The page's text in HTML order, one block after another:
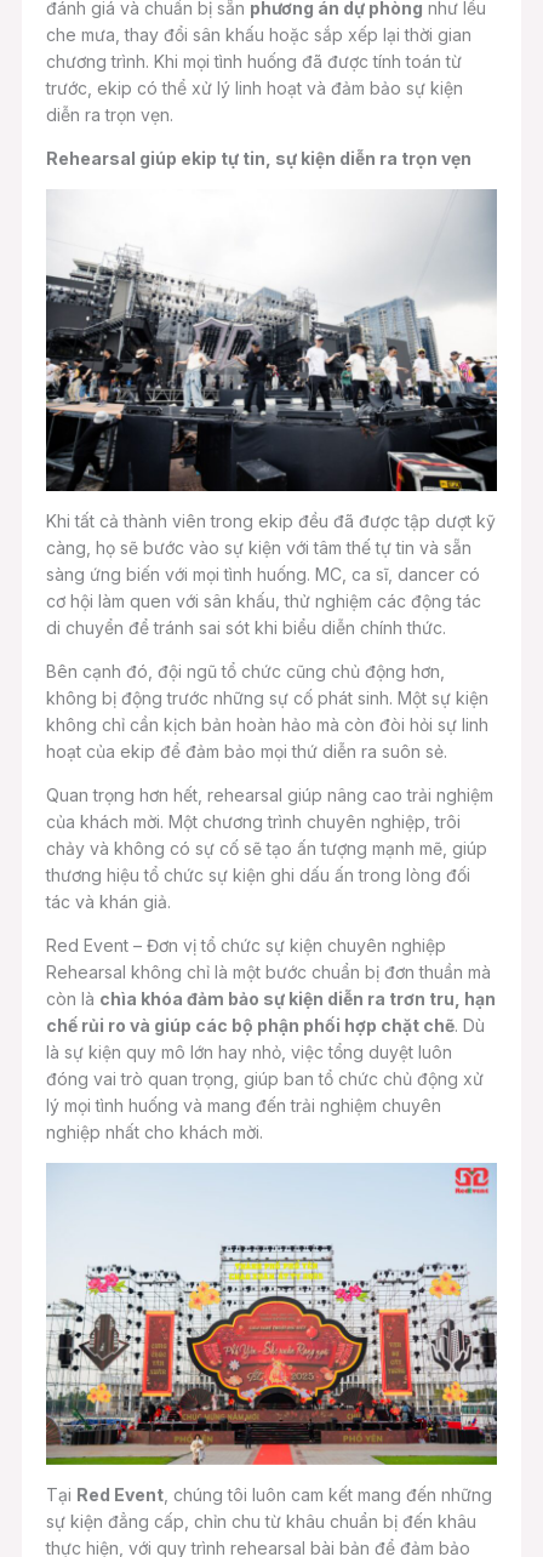
đánh giá và chuẩn bị sẵn phương án dự phòng như lều
che mưa, thay đổi sân khấu hoặc sắp xếp lại thời gian
chương trình. Khi mọi tình huống đã được tính toán từ
trước, ekip có thể xử lý linh hoạt và đảm bảo sự kiện
diễn ra trọn vẹn.
Rehearsal giúp ekip tự tin, sự kiện diễn ra trọn vẹn
Khi tất cả thành viên trong ekip đều đã được tập dượt kỹ
càng, họ sẽ bước vào sự kiện với tâm thế tự tin và sẵn
sàng ứng biến với mọi tình huống. MC, ca sĩ, dancer có
cơ hội làm quen với sân khấu, thử nghiệm các động tác
di chuyển để tránh sai sót khi biểu diễn chính thức.
Bên cạnh đó, đội ngũ tổ chức cũng chủ động hơn,
không bị động trước những sự cố phát sinh. Một sự kiện
không chỉ cần kịch bản hoàn hảo mà còn đòi hỏi sự linh
hoạt của ekip để đảm bảo mọi thứ diễn ra suôn sẻ.
Quan trọng hơn hết, rehearsal giúp nâng cao trải nghiệm
của khách mời. Một chương trình chuyên nghiệp, trôi
chảy và không có sự cố sẽ tạo ấn tượng mạnh mẽ, giúp
thương hiệu tổ chức sự kiện ghi dấu ấn trong lòng đối
tác và khán giả.
Red Event – Đơn vị tổ chức sự kiện chuyên nghiệp
Rehearsal không chỉ là một bước chuẩn bị đơn thuần mà
còn là chìa khóa đảm bảo sự kiện diễn ra trơn tru, hạn
chế rủi ro và giúp các bộ phận phối hợp chặt chẽ. Dù
là sự kiện quy mô lớn hay nhỏ, việc tổng duyệt luôn
đóng vai trò quan trọng, giúp ban tổ chức chủ động xử
lý mọi tình huống và mang đến trải nghiệm chuyên
nghiệp nhất cho khách mời.
Tại Red Event, chúng tôi luôn cam kết mang đến những
sự kiện đẳng cấp, chỉn chu từ khâu chuẩn bị đến khâu
thực hiện, với quy trình rehearsal bài bản để đảm bảo